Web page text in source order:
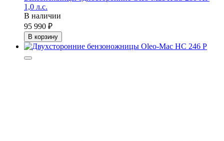
1,0 л.с.
В наличии
95 990
В корзину